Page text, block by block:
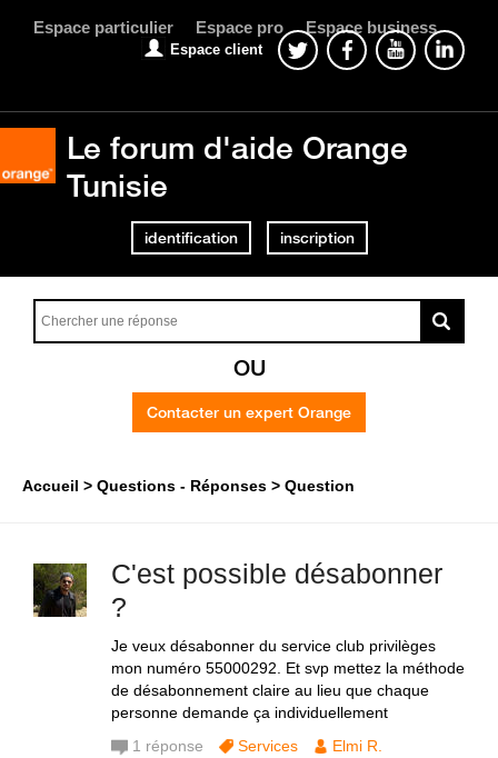
Espace particulier Espace pro Espace business
Espace client
Le forum d'aide Orange
Tunisie
identification inscription
OU
Contacter un expert Orange
Accueil Questions - Réponses Question
C'est possible désabonner
?
Je veux désabonner du service club privilèges
mon numéro 55000292. Et svp mettez la méthode
de désabonnement claire au lieu que chaque
personne demande ça individuellement
1 réponse Services
Elmi R.